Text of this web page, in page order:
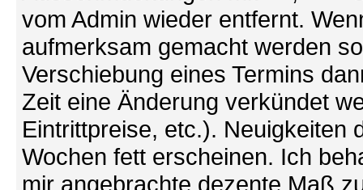
vom Admin wieder entfernt.
aufmerksam gemacht werden
Verschiebung eines Termins
Zeit eine Änderung verkündet
Eintrittpreise, etc.). Neuigkeiten
Wochen fett erscheinen. Ich
mir angebrachte dezente Maß